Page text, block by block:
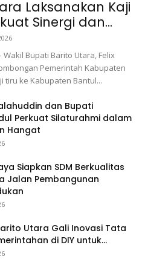
Laksanakan Kaji
Sinergi dan...
Bupati Barito Utara, Felix
Pemerintah Kabupaten
tiru ke Kabupaten Bantul...
dan Bupati
Perkuat Silaturahmi dalam
Hangat
Siapkan SDM Berkualitas
Jalan Pembangunan
Utara Gali Inovasi Tata
di DIY untuk...